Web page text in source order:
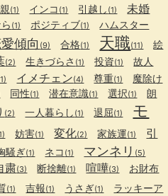
(1) インコ (1) 引越し (1) 未婚
(1) ポジティブ(1) ハムスター
傾向 (9) 合格(1) 天職(11)
絵
(2) 生きづらさ (1) 投資(1) 故人
イメチェン(4) 尊重(1) 魔除け
同性(1) 潜在意識(1) 選択(1)
朗
(2) 一人暮らし (1) 退屈(1)
モ
妨害(1) 変化(2) 家族運(1)
引
騒ぎ(1) ネコ (1) マンネリ (5)
粛(3) 断捨離(1) 喧嘩(3) お財布
(1) 吉報(1) うさぎ(1)
ラッキーア